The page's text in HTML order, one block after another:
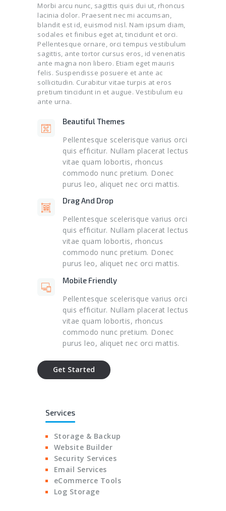
Morbi arcu nunc, sagittis quis dui ut, rhoncus
lacinia dolor. Praesent nec mi accumsan,
blandit est id, euismod nisl. Nam ipsum diam,
sodales et finibus eget at, tincidunt et orci.
Pellentesque ornare, orci tempus vestibulum
sagittis, ante tortor cursus eros, id venenatis
ante magna non libero. Etiam eget mauris
felis. Suspendisse posuere et ante ac
sollicitudin. Curabitur vitae turpis at eros
pretium tincidunt in et augue. Vestibulum eu
ante urna.
Beautiful Themes
Pellentesque scelerisque varius orci
quis efficitur. Nullam placerat lectus
vitae quam lobortis, rhoncus
commodo nunc pretium. Donec
purus leo, aliquet nec orci mattis.
Drag And Drop
Pellentesque scelerisque varius orci
quis efficitur. Nullam placerat lectus
vitae quam lobortis, rhoncus
commodo nunc pretium. Donec
purus leo, aliquet nec orci mattis.
Mobile Friendly
Pellentesque scelerisque varius orci
quis efficitur. Nullam placerat lectus
vitae quam lobortis, rhoncus
commodo nunc pretium. Donec
purus leo, aliquet nec orci mattis.
Get Started
Services
Storage & Backup
Website Builder
Security Services
Email Services
eCommerce Tools
Log Storage